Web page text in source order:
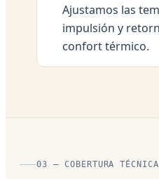
Ajustamos las
impulsión y
confort térmico.
03 — COBERTURA TÉCNICA